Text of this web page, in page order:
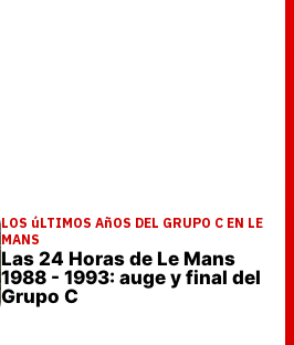
LOS úLTIMOS AñOS DEL GRUPO C EN LE
MANS
Las 24 Horas de Le Mans
1988 - 1993: auge y final del
Grupo C